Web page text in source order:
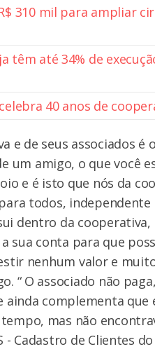
310 mil para ampliar
têm até 34% de
40 anos de
e de seus associados é
um amigo, o que você
e é isto que nós da
todos, independente
dentro da cooperativa,
sua conta para que
nenhum valor e
“ O associado não
ainda complementa
mas não
- Cadastro de Clientes